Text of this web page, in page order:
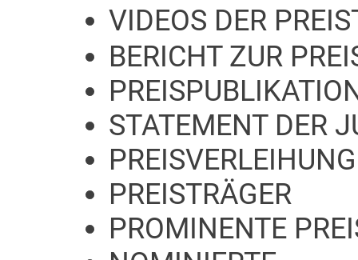
VIDEOS DER
BERICHT ZUR
STATEMENT DER
PREISVERLEIHUNG
PREISTRÄGER
PROMINENTE